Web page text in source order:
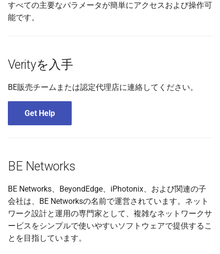
すべての主要なパラメータが簡単にアクセスおよび操作可
能です。
Verityを入手
BE販売チームまたは認定代理店に連絡してください。
Get Help
BE Networks
BE Networks、BeyondEdge、iPhotonix、および関連の子
会社は、BE Networksの名前で運営されています。ネット
ワーク設計と運用の専門家として、複雑なネットワークサ
ービスをシンプルで使いやすいソフトウェアで提供するこ
とを目指しています。